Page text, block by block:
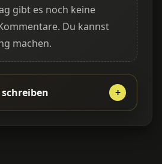
gibt es noch keine
Du kannst
machen.